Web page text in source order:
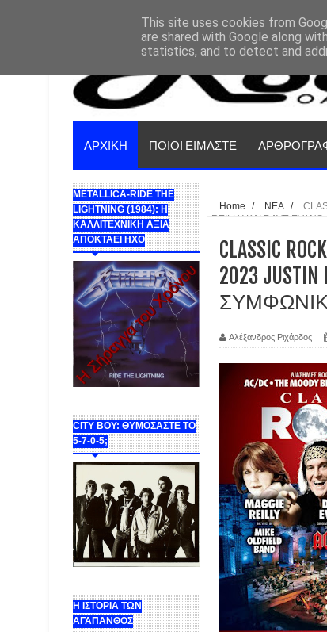
ΑΡΧΙΚΗ ΠΟΙΟΙ ΕΙΜΑΣΤΕ
METALLICA-RIDE THE
LIGHTNING (1984): Η
ΚΑΛΛΙΤΕΧΝΙΚΗ ΑΞΙΑ
ΑΠΟΚΤΑΕΙ ΗΧΟ
CITY BOY: ΘΥΜΟΣΑΣΤΕ ΤΟ
5-7-0-5;
Η ΙΣΤΟΡΙΑ ΤΩΝ
ΑΓΑΠΑΝΘΟΣ
Home / ΝΕΑ /
REILLY KAI DAVE
CLASSIC
2023 JUSTIN
Αλέξανδρος Ριχάρδος
This site uses cookies from
are shared with Google along
statistics, and to detect and